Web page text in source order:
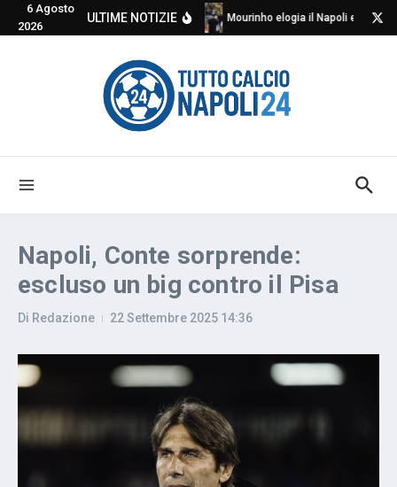
Salta al contenuto
6 Agosto
2026
ULTIME NOTIZIE Mourinho elogia il Napoli e critica
Napoli, Conte sorprende:
escluso un big contro il Pisa
Di Redazione 22 Settembre 2025 14:36